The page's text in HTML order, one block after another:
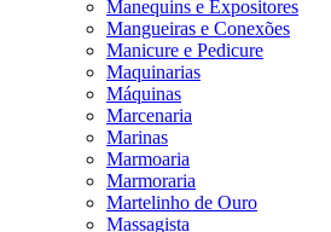
Manequins e Expositores
Mangueiras e Conexões
Manicure e Pedicure
Maquinarias
Máquinas
Marcenaria
Marinas
Marmoaria
Marmoraria
Martelinho de Ouro
Massagista